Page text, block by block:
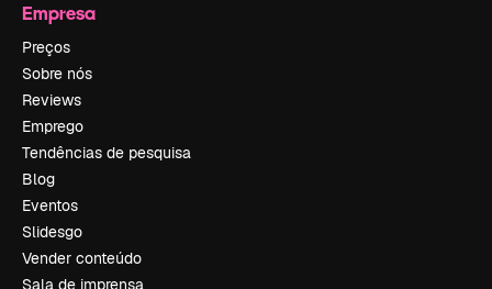
Empresa
Preços
Sobre nós
Reviews
Emprego
Tendências de pesquisa
Blog
Eventos
Slidesgo
Vender conteúdo
Sala de imprensa